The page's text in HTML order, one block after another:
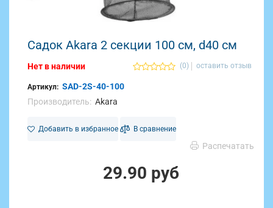
Садок Akara 2 секции 100 см, d40 см
Нет в наличии (0) оставить отзыв
Артикул: SAD-2S-40-100
Производитель: Akara
Добавить в избранное В сравнение
Распечатать
29.90 руб